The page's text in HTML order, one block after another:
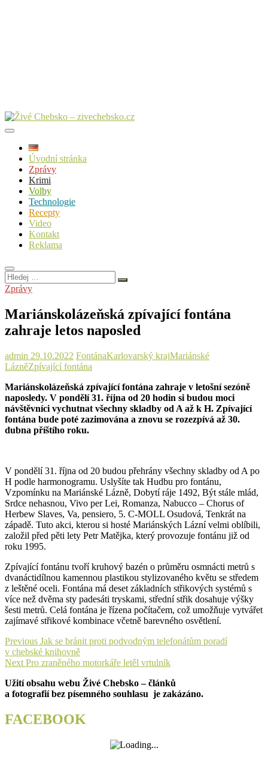
Úvodní stránka
Zprávy
Krimi
Volby
Technologie
Recepty
Video
Kontakt
Reklama
Hledej
…
Zprávy
Mariánskolázeňská zpívající fontána
zahraje letos naposled
admin 29.10.2022 FontánaKarlovarský krajMariánské
LázněZpívající fontána
Mariánskolázeňská zpívající fontána zahraje v letošní sezóně
naposledy. V pondělí 31. října od 20 hodin si budou moci
návštěvníci vychutnat všechny skladby od A až k H. Zpívající
fontána bude poté zazimována a znovu se rozezpívá až 30.
dubna příštího roku.
V pondělí 31. října od 20 budou přehrány všechny skladby od A po
H podle harmonogramu. Uslyšíte tak Hudbu pro fontánu,
Vzpomínku na Mariánské Lázně, Dobytí ráje 1492, Být stále mlád,
Srdce nehasnou, Vivo per Lei, Romanza, Nabucco – Chorus of
Herbew Slaves, Va, pensiero, 5. C-MOLL Osudová, Tenkrát na
západě. Tuto akci, kterou si hosté Mariánských Lázní velmi oblíbili,
založil před pěti lety Petr Matějka, který provozuje fontánu již od
roku 1995.
Zpívající fontánu tvoří kruhový bazén o průměru osmnácti metrů s
dvanáctidílnou kamennou plastikou stylizovaného květu se středem
z leštěné oceli. Fontána má deset základních střikových systémů s
více než dvěma sty padesáti tryskami, střední střik dosahuje výšky
šesti metrů. Celá fontána je řízena počítačem, což umožňuje vytvářet
zajímavé střikové kombinace včetně barevného osvětlení.
Navigace
pro
příspěvek
Previous Previous
post:
Jak se bránit proti podvodným telefonátům poradí
v chebské knihovně
Next Next
Pro zraněného motorkáře letěl vrtulník
Užití obsahu webu Živé Chebsko – článků
a fotografií bez písemného souhlasu je zakázáno.
FACEBOOK